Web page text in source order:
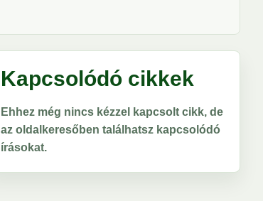
Kapcsolódó cikkek
Ehhez még nincs kézzel kapcsolt cikk, de
az oldalkeresőben találhatsz kapcsolódó
írásokat.